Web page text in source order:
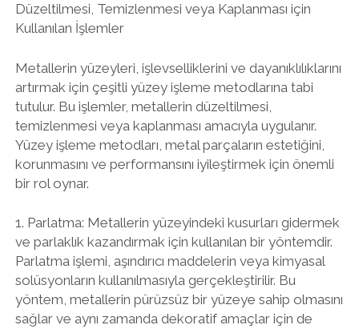
Düzeltilmesi, Temizlenmesi veya Kaplanması için
Kullanılan İşlemler
Metallerin yüzeyleri, işlevselliklerini ve dayanıklılıklarını
artırmak için çeşitli yüzey işleme metodlarına tabi
tutulur. Bu işlemler, metallerin düzeltilmesi,
temizlenmesi veya kaplanması amacıyla uygulanır.
Yüzey işleme metodları, metal parçaların estetiğini,
korunmasını ve performansını iyileştirmek için önemli
bir rol oynar.
1. Parlatma: Metallerin yüzeyindeki kusurları gidermek
ve parlaklık kazandırmak için kullanılan bir yöntemdir.
Parlatma işlemi, aşındırıcı maddelerin veya kimyasal
solüsyonların kullanılmasıyla gerçekleştirilir. Bu
yöntem, metallerin pürüzsüz bir yüzeye sahip olmasını
sağlar ve aynı zamanda dekoratif amaçlar için de